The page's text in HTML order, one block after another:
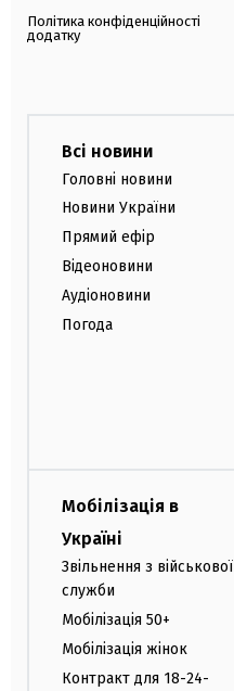
Політика конфіденційності
додатку
Всі новини
Головні новини
Новини України
Прямий ефір
Відеоновини
Аудіоновини
Погода
Мобілізація в
Україні
Звільнення з військової
служби
Мобілізація 50+
Мобілізація жінок
Контракт для 18-24-